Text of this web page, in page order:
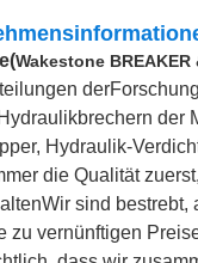
(Wakestone
der
der
Hydraulik-
die Qualität
Wir sind bestrebt,
zu vernünftigen